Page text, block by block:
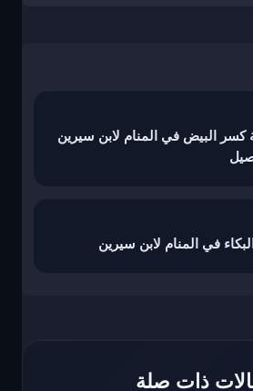
كسر البيض في المنام لابن سيرين
في المنام لابن سيرين
ذات صلة